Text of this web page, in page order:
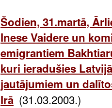
Šodien, 31.martā,
Inese Vaidere un
emigrantiem
kuri ieradušies
jautājumiem un
Irā (31.03.2003.)